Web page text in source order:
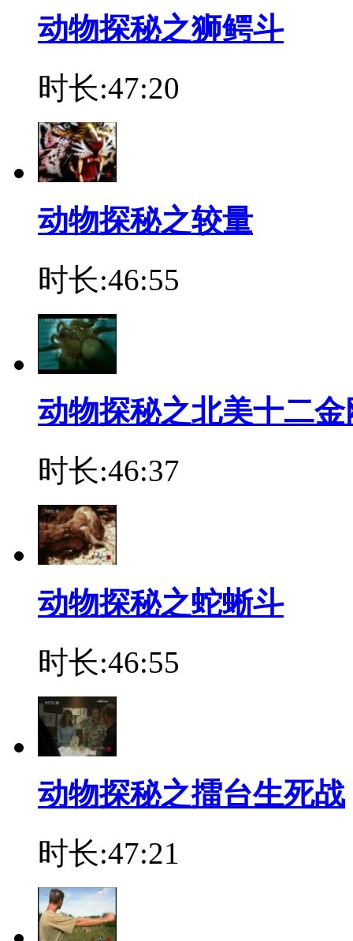
动物探秘之狮鳄斗
时长:47:20
动物探秘之较量
时长:46:55
动物探秘之北美十二金
时长:46:37
动物探秘之蛇蜥斗
时长:46:55
动物探秘之擂台生死战
时长:47:21